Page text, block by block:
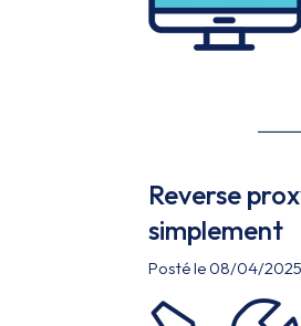
Reverse
simplement
Posté le 08/04/